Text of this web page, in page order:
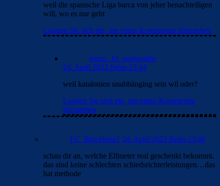
weil die spanische Liga barca von jeher benachteiligen
will, wo es nur geht
Loggen Sie sich ein, um einen Kommentar abzugeben
messi_10_goatwaithe
24. April 2022 Beim 23:44
weil katalonien unabhänging sein wil oder?
Loggen Sie sich ein, um einen Kommentar
abzugeben
FC_Barcelona1 24. April 2022 Beim 23:40
schau dir an, welche Elfmeter real geschenkt bekommt.
das sind keine schlechten schiedsrichterleistungen…das
hat methode